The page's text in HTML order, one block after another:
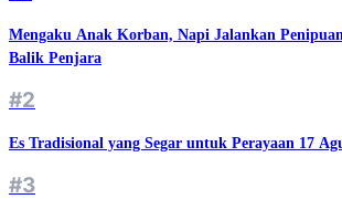
Mengaku Anak Korban, Napi Jalankan
Balik Penjara
#2
Es Tradisional yang Segar untuk Perayaan 17
#3